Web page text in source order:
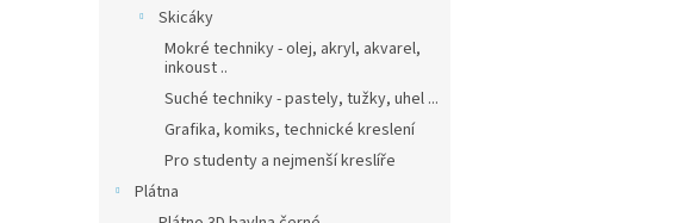
Skicáky
Mokré techniky - olej, akryl, akvarel,
inkoust ..
Suché techniky - pastely, tužky, uhel ...
Grafika, komiks, technické kreslení
Pro studenty a nejmenší kreslíře
Plátna